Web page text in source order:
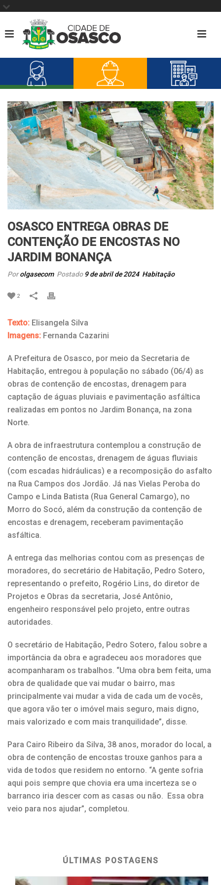
OSASCO ENTREGA OBRAS DE
CONTENÇÃO DE ENCOSTAS NO
JARDIM BONANÇA
Porolgasecom Postado 9 de abril de 2024 Habitação
2
Texto: Elisangela Silva
Imagens: Fernanda Cazarini
A Prefeitura de Osasco, por meio da Secretaria de
Habitação, entregou à população no sábado (06/4) as
obras de contenção de encostas, drenagem para
captação de águas pluviais e pavimentação asfáltica
realizadas em pontos no Jardim Bonança, na zona
Norte.
A obra de infraestrutura contemplou a construção de
contenção de encostas, drenagem de águas fluviais
(com escadas hidráulicas) e a recomposição do asfalto
na Rua Campos dos Jordão. Já nas Vielas Peroba do
Campo e Linda Batista (Rua General Camargo), no
Morro do Socó, além da construção da contenção de
encostas e drenagem, receberam pavimentação
asfáltica.
A entrega das melhorias contou com as presenças de
moradores, do secretário de Habitação, Pedro Sotero,
representando o prefeito, Rogério Lins, do diretor de
Projetos e Obras da secretaria, José Antônio,
engenheiro responsável pelo projeto, entre outras
autoridades.
O secretário de Habitação, Pedro Sotero, falou sobre a
importância da obra e agradeceu aos moradores que
acompanharam os trabalhos. “Uma obra bem feita, uma
obra de qualidade que vai mudar o bairro, mas
principalmente vai mudar a vida de cada um de vocês,
que agora vão ter o imóvel mais seguro, mais digno,
mais valorizado e com mais tranquilidade”, disse.
Para Cairo Ribeiro da Silva, 38 anos, morador do local, a
obra de contenção de encostas trouxe ganhos para a
vida de todos que residem no entorno. “A gente sofria
aqui pois sempre que chovia era uma incerteza se o
barranco iria descer com as casas ou não. Essa obra
veio para nos ajudar”, completou.
ÚLTIMAS POSTAGENS